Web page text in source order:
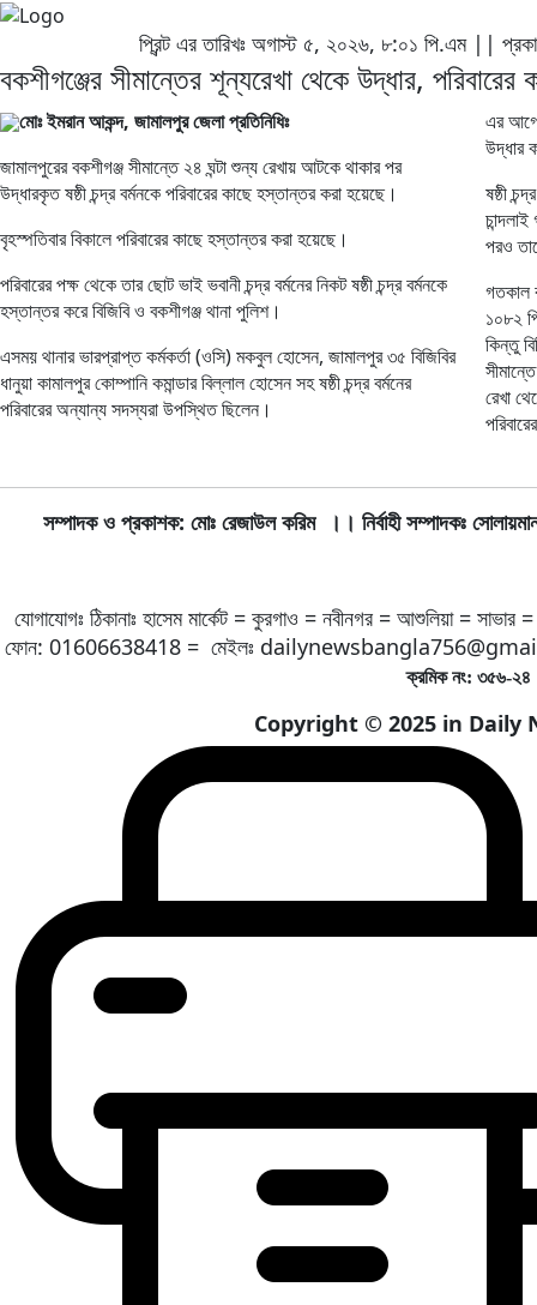
প্রিন্ট এর তারিখঃ অগাস্ট ৫, ২০২৬, ৮:০১ পি.এম ||
বকশীগঞ্জের সীমান্তের শূন্যরেখা থেকে উদ্ধার,
মোঃ ইমরান আকন্দ, জামালপুর জেলা প্রতিনিধিঃ
জামালপুরের বকশীগঞ্জ সীমান্তে ২৪ ঘন্টা শুন্য রেখায় আটকে থাকার পর
উদ্ধারকৃত ষষ্ঠী চন্দ্র বর্মনকে পরিবারের কাছে হস্তান্তর করা হয়েছে।
বৃহস্পতিবার বিকালে পরিবারের কাছে হস্তান্তর করা হয়েছে।
পরিবারের পক্ষ থেকে তার ছোট ভাই ভবানী চন্দ্র বর্মনের নিকট ষষ্ঠী চন্দ্র বর্মনকে
হস্তান্তর করে বিজিবি ও বকশীগঞ্জ থানা পুলিশ।
এসময় থানার ভারপ্রাপ্ত কর্মকর্তা (ওসি) মকবুল হোসেন, জামালপুর ৩৫ বিজিবির
ধানুয়া কামালপুর কোম্পানি কমান্ডার বিল্লাল হোসেন সহ ষষ্ঠী চন্দ্র বর্মনের
পরিবারের অন্যান্য সদস্যরা উপস্থিত ছিলেন।
এর আগে
উদ্ধার
ষষ্ঠী
পরও
গতকাল
১০৮২
কিন্তু
রেখা
সম্পাদক ও প্রকাশক: মোঃ রেজাউল করিম ।। নির্বাহী সম্পাদকঃ
যোগাযোগঃ ঠিকানাঃ হাসেম মার্কেট = কুরগাও = নবীনগর = আশুলিয়া =
ফোন: 01606638418 = মেইলঃ
ক্রমিক নং: ৩৫৬-২৪
Copyright ©️ 2025 in Daily